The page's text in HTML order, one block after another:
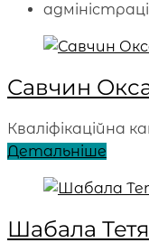
Савчин
Кваліфікаційна
Детальніше
Шабала